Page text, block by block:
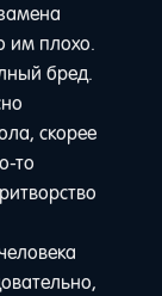
им плохо.
бред.
скорее
то